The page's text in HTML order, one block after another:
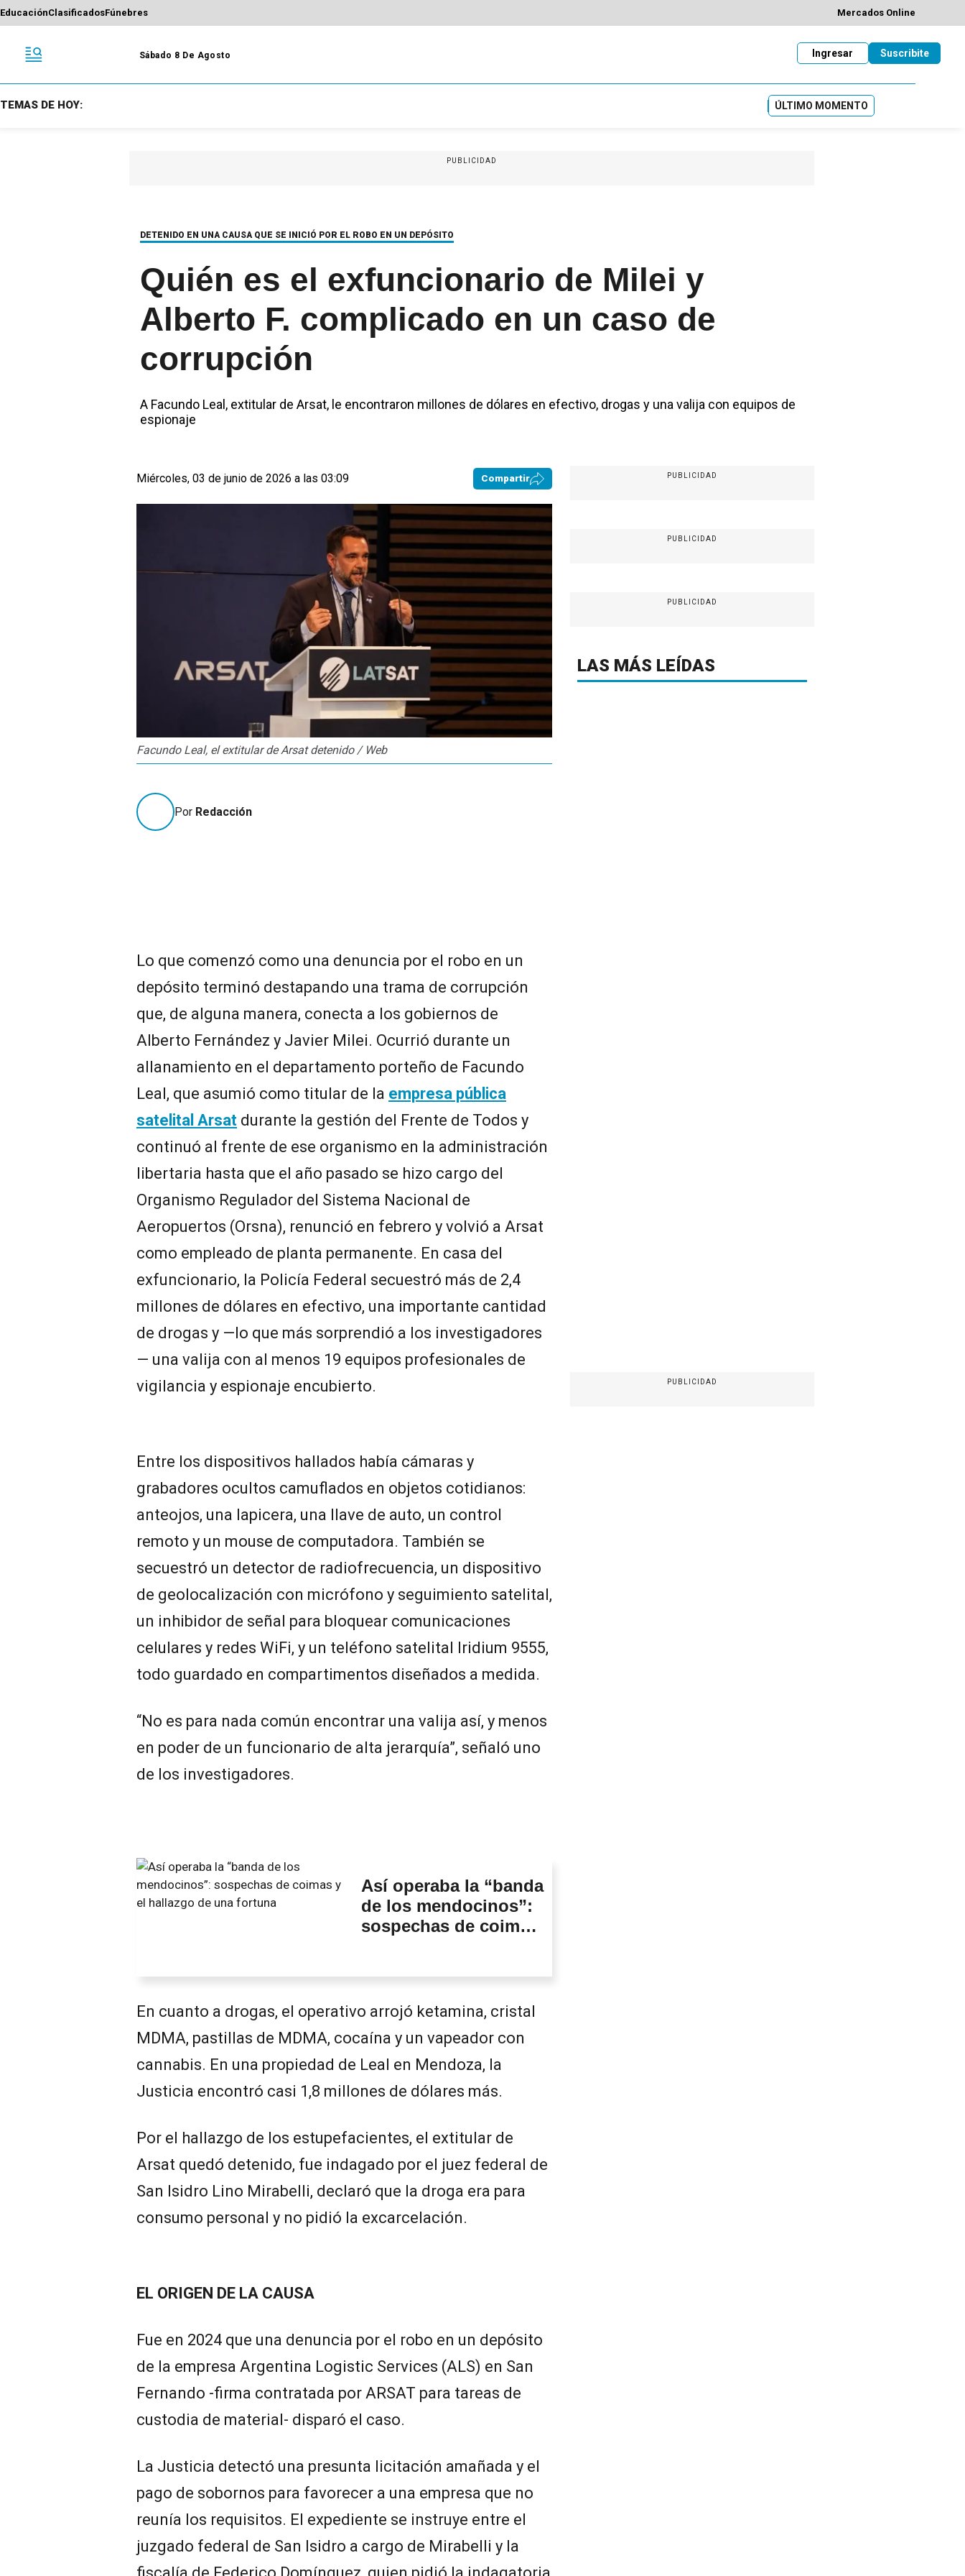
EducaciónClasificadosFúnebres Mercados Online
Sábado 8 De Agosto Suscribite
Ingresar
TEMAS DE HOY: ÚLTIMO MOMENTO
PUBLICIDAD
DETENIDO EN UNA CAUSA QUE SE INICIÓ POR EL ROBO EN UN DEPÓSITO
Quién es el exfuncionario de Milei y
Alberto F. complicado en un caso de
corrupción
A Facundo Leal, extitular de Arsat, le encontraron millones de dólares en efectivo, drogas y una valija con equipos de
espionaje
Miércoles, 03 de junio de 2026 a las 03:09 Compartir
Facundo Leal, el extitular de Arsat detenido / Web
Por Redacción
Lo que comenzó como una denuncia por el robo en un
depósito terminó destapando una trama de corrupción
que, de alguna manera, conecta a los gobiernos de
Alberto Fernández y Javier Milei. Ocurrió durante un
allanamiento en el departamento porteño de Facundo
Leal, que asumió como titular de la empresa pública
satelital Arsat durante la gestión del Frente de Todos y
continuó al frente de ese organismo en la administración
libertaria hasta que el año pasado se hizo cargo del
Organismo Regulador del Sistema Nacional de
Aeropuertos (Orsna), renunció en febrero y volvió a Arsat
como empleado de planta permanente. En casa del
exfuncionario, la Policía Federal secuestró más de 2,4
millones de dólares en efectivo, una importante cantidad
de drogas y —lo que más sorprendió a los investigadores
— una valija con al menos 19 equipos profesionales de
vigilancia y espionaje encubierto.
Entre los dispositivos hallados había cámaras y
grabadores ocultos camuflados en objetos cotidianos:
anteojos, una lapicera, una llave de auto, un control
remoto y un mouse de computadora. También se
secuestró un detector de radiofrecuencia, un dispositivo
de geolocalización con micrófono y seguimiento satelital,
un inhibidor de señal para bloquear comunicaciones
celulares y redes WiFi, y un teléfono satelital Iridium 9555,
todo guardado en compartimentos diseñados a medida.
“No es para nada común encontrar una valija así, y menos
en poder de un funcionario de alta jerarquía”, señaló uno
de los investigadores.
Así operaba la “banda
de los mendocinos”:
sospechas de coimas
En cuanto a drogas, el operativo arrojó ketamina, cristal
MDMA, pastillas de MDMA, cocaína y un vapeador con
cannabis. En una propiedad de Leal en Mendoza, la
Justicia encontró casi 1,8 millones de dólares más.
Por el hallazgo de los estupefacientes, el extitular de
Arsat quedó detenido, fue indagado por el juez federal de
San Isidro Lino Mirabelli, declaró que la droga era para
consumo personal y no pidió la excarcelación.
EL ORIGEN DE LA CAUSA
Fue en 2024 que una denuncia por el robo en un depósito
de la empresa Argentina Logistic Services (ALS) en San
Fernando -firma contratada por ARSAT para tareas de
custodia de material- disparó el caso.
La Justicia detectó una presunta licitación amañada y el
pago de sobornos para favorecer a una empresa que no
reunía los requisitos. El expediente se instruye entre el
juzgado federal de San Isidro a cargo de Mirabelli y la
PUBLICIDAD
PUBLICIDAD
PUBLICIDAD
LAS MÁS LEÍDAS
PUBLICIDAD